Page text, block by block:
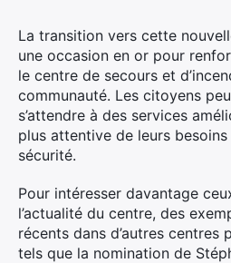
La transition vers cette
une occasion en or pour
le centre de secours et
communauté. Les citoyens
s’attendre à des services
plus attentive de leurs
sécurité.
Pour intéresser davantage
l’actualité du centre, des
récents dans d’autres centres
tels que la nomination de